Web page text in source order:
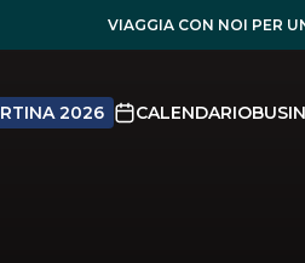
VIAGGIA CON NOI PER
2026 CALENDARIO